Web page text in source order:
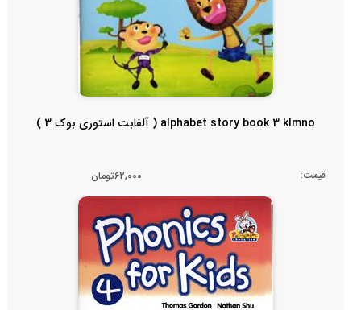
alphabet story book 3 klmno ( آلفابت استوری بوک 3 )
قیمت: 62,000تومان